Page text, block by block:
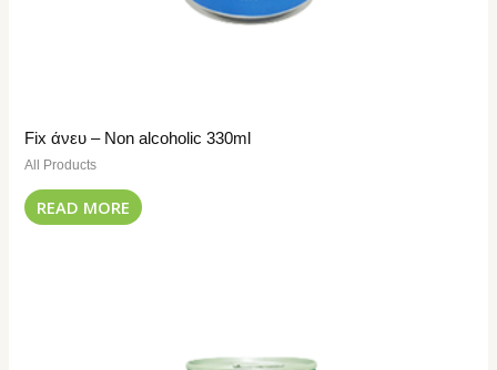
Fix άνευ – Non alcoholic 330ml
All Products
READ MORE